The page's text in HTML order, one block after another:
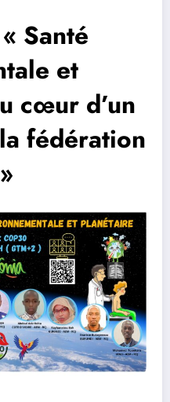
Santé
et
cœur d’un
fédération